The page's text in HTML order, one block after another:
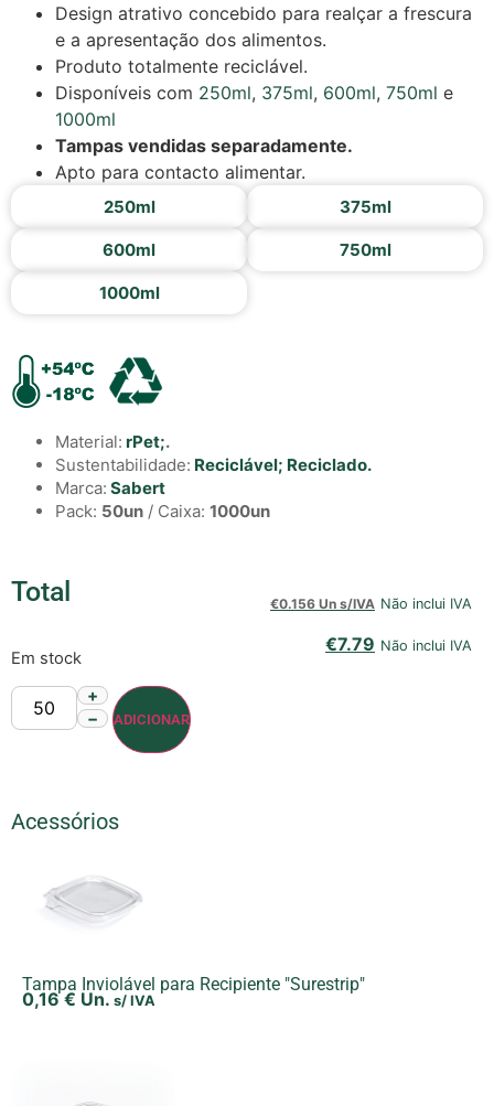
Design atrativo concebido para realçar a frescura
e a apresentação dos alimentos.
Produto totalmente reciclável.
Disponíveis com 250ml, 375ml, 600ml, 750ml e
1000ml
Tampas vendidas separadamente.
Apto para contacto alimentar.
250ml 375ml
600ml 750ml
1000ml
Material: rPet;.
Sustentabilidade: Reciclável; Reciclado.
Marca: Sabert
Pack: 50un / Caixa: 1000un
Total €0.156 Un s/IVA Não inclui IVA
€7.79 Não inclui IVA
Em stock
+
−
ADICIONAR
Acessórios
Tampa Inviolável para Recipiente "Surestrip"
0,16€ Un. s/ IVA